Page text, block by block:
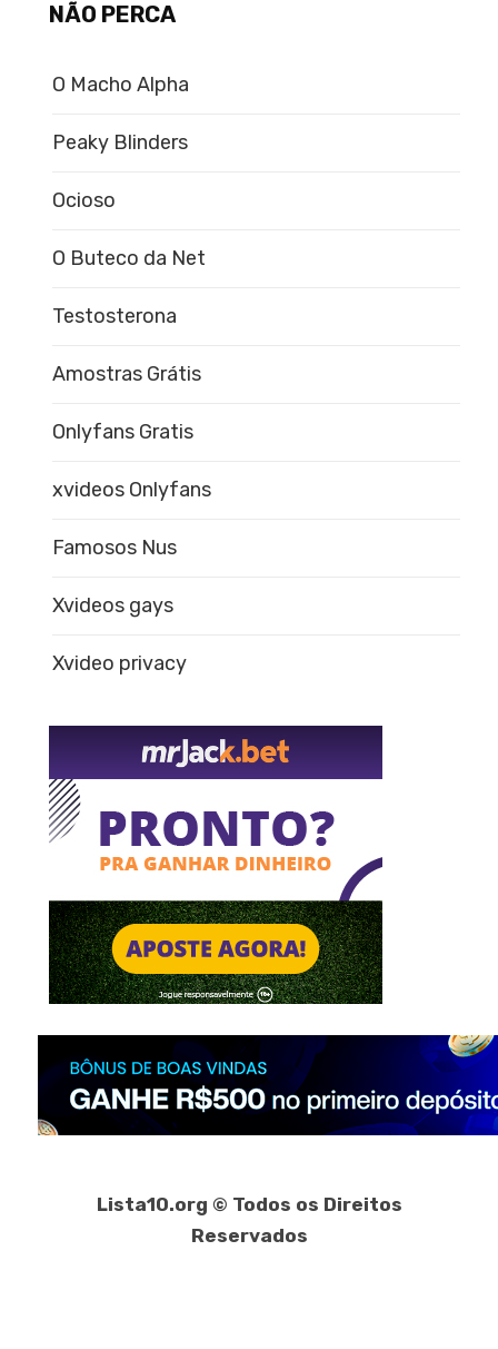
NÃO PERCA
O Macho Alpha
Peaky Blinders
Ocioso
O Buteco da Net
Testosterona
Amostras Grátis
Onlyfans Gratis
xvideos Onlyfans
Famosos Nus
Xvideos gays
Xvideo privacy
Lista10.org © Todos os Direitos
Reservados